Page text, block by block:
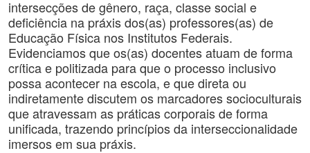
intersecções de gênero, raça, classe social e
deficiência na práxis dos(as) professores(as) de
Educação Física nos Institutos Federais.
Evidenciamos que os(as) docentes atuam de forma
crítica e politizada para que o processo inclusivo
possa acontecer na escola, e que direta ou
indiretamente discutem os marcadores socioculturais
que atravessam as práticas corporais de forma
unificada, trazendo princípios da interseccionalidade
imersos em sua práxis.